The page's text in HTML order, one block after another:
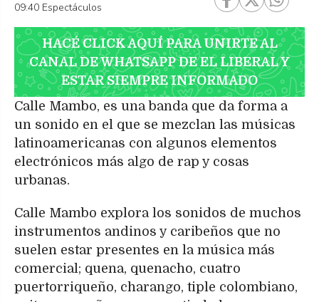
09:40 Espectáculos
HACÉ CLICK AQUÍ PARA UNIRTE AL
CANAL DE WHATSAPP DE EL LIBERAL Y
ESTAR SIEMPRE INFORMADO
Calle Mambo, es una banda que da forma a
un sonido en el que se mezclan las músicas
latinoamericanas con algunos elementos
electrónicos más algo de rap y cosas
urbanas.
Calle Mambo explora los sonidos de muchos
instrumentos andinos y caribeños que no
suelen estar presentes en la música más
comercial; quena, quenacho, cuatro
puertorriqueño, charango, tiple colombiano,